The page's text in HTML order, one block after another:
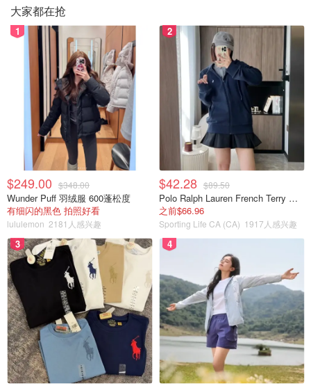
大家都在抢
1
$249.00 $348.00
Wunder Puff 羽绒服 600蓬松度
有细闪的黑色 拍照好看
lululemon 2181人感兴趣
2
$42.28 $89.50
Polo Ralph Lauren French Terry 女童连帽卫衣 7-16码
之前$66.96
Sporting Life CA (CA) 1917人感兴趣
3 4